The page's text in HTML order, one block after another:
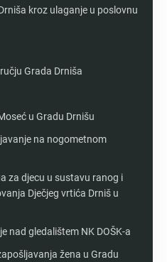
kroz ulaganje u poslovnu
Grada Drniša
u Gradu Drnišu
na nogometnom
za djecu u sustavu ranog i
Dječjeg vrtića Drniš u
nad gledalištem NK DOŠK-a
žena u Gradu